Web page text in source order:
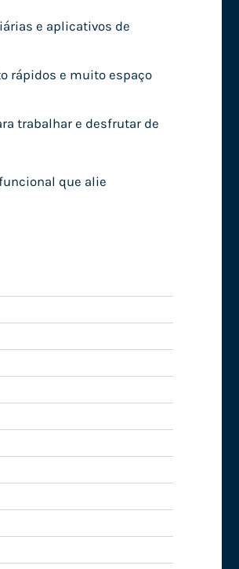
e aplicativos de
rápidos e muito espaço
trabalhar e desfrutar de
que alie